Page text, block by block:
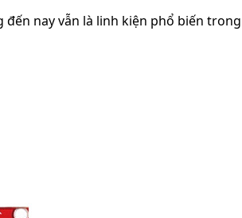
nay vẫn là linh kiện phổ biến trong